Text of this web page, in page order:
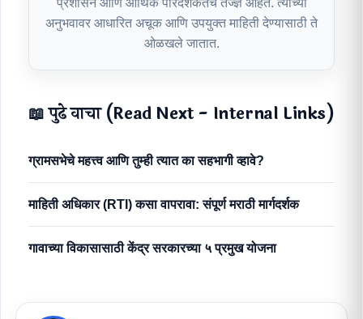
अनुभवावर आधारित अचूक आणि उपयुक्त माहिती देण्यासाठी ते
ओळखले जातात.
📖 पुढे वाचा (Read Next - Internal Links)
ग्रामसभेचे महत्त्व आणि तुम्ही त्यात का सहभागी व्हावे?
माहिती अधिकार (RTI) कसा वापरावा: संपूर्ण मराठी मार्गदर्शक
गावाच्या विकासासाठी केंद्र सरकारच्या ५ प्रमुख योजना